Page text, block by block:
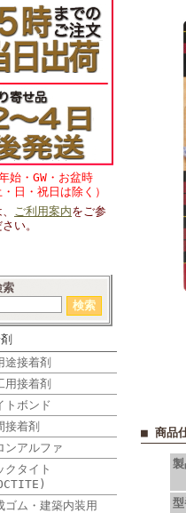
始・GW・お盆時
日・祝日は除く）
ご利用案内をご参
い。
索
途接着剤
用接着剤
トボンド
接着剤
ンアルファ
クタイト
ゴム・建築内装用
■ 商品
製